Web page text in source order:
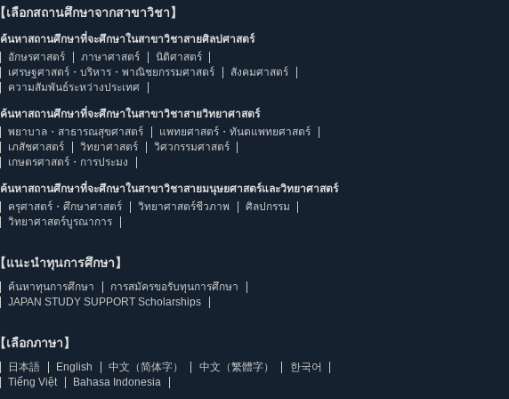
【เลือกสถานศึกษาจากสาขาวิชา】
ค้นหาสถานศึกษาที่จะศึกษาในสาขาวิชาสายศิลปศาสตร์
อักษรศาสตร์
ภาษาศาสตร์
นิติศาสตร์
เศรษฐศาสตร์・บริหาร・พาณิชยกรรมศาสตร์
สังคมศาสตร์
ความสัมพันธ์ระหว่างประเทศ
ค้นหาสถานศึกษาที่จะศึกษาในสาขาวิชาสายวิทยาศาสตร์
พยาบาล・สาธารณสุขศาสตร์
แพทยศาสตร์・ทันตแพทยศาสตร์
เภสัชศาสตร์
วิทยาศาสตร์
วิศวกรรมศาสตร์
เกษตรศาสตร์・การประมง
ค้นหาสถานศึกษาที่จะศึกษาในสาขาวิชาสายมนุษยศาสตร์และวิทยาศาสตร์
ครุศาสตร์・ศึกษาศาสตร์
วิทยาศาสตร์ชีวภาพ
ศิลปกรรม
วิทยาศาสตร์บูรณาการ
【แนะนำทุนการศึกษา】
ค้นหาทุนการศึกษา
การสมัครขอรับทุนการศึกษา
JAPAN STUDY SUPPORT Scholarships
【เลือกภาษา】
日本語 English 中文（简体字） 中文（繁體字）
한국어
Tiếng Việt
Bahasa Indonesia